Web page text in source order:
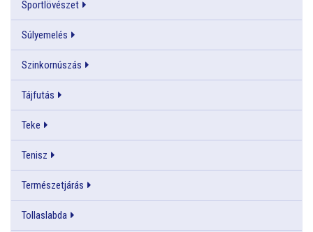
Sportlövészet
Súlyemelés
Szinkornúszás
Tájfutás
Teke
Tenisz
Természetjárás
Tollaslabda